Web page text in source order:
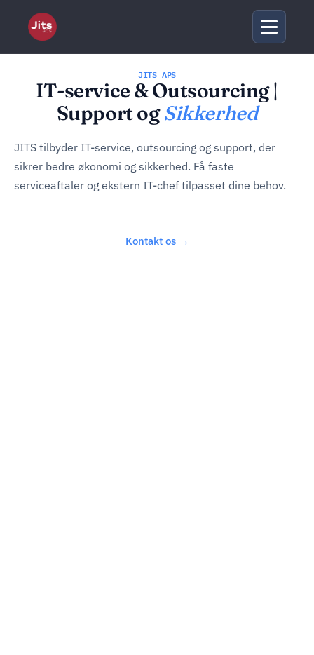
JITS APS
IT-service & Outsourcing |
Support og Sikkerhed
JITS tilbyder IT-service, outsourcing og support, der
sikrer bedre økonomi og sikkerhed. Få faste
serviceaftaler og ekstern IT-chef tilpasset dine behov.
Kontakt os →